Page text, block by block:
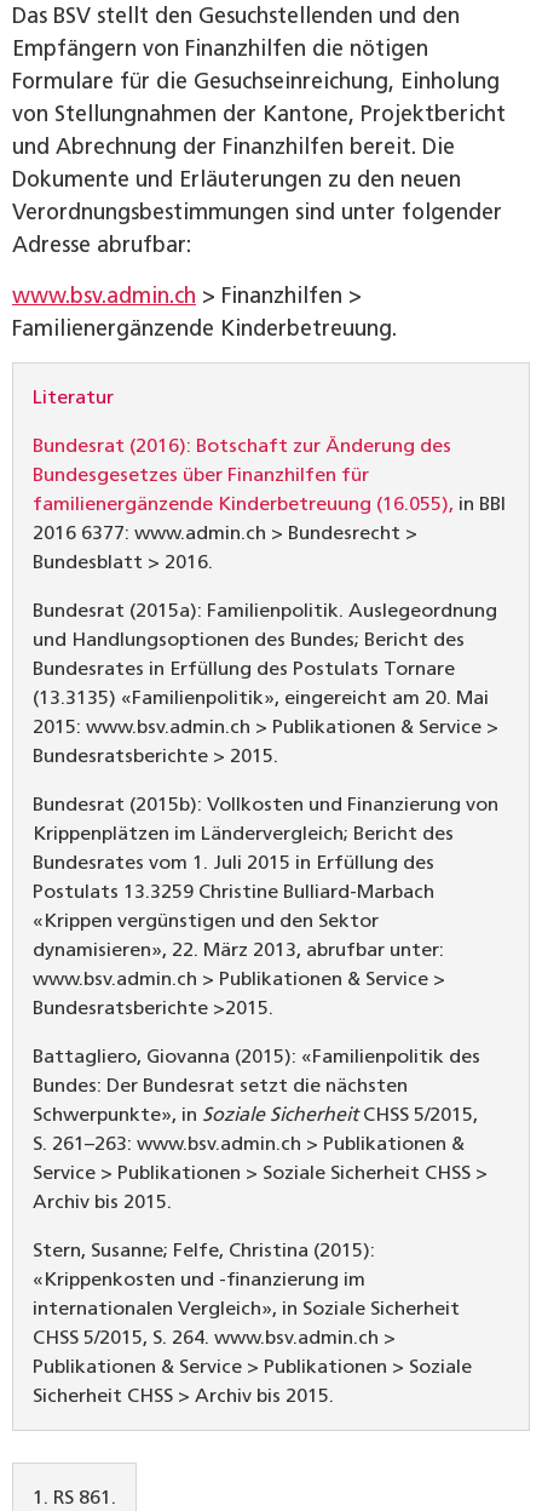
Das BSV stellt den Gesuchstellenden und den
Empfängern von Finanzhilfen die nötigen
Formulare für die Gesuchs­einreichung, Einholung
von Stellungnahmen der Kantone, Projektbericht
und Abrechnung der Finanzhilfen bereit. Die
Dokumente und Erläuterungen zu den neuen
Verordnungsbestimmungen sind unter folgender
Adresse abrufbar:
www.bsv.admin.ch > Finanzhilfen >
Familienergänzende ­Kinderbetreuung.
Literatur
Bundesrat (2016): Botschaft zur Änderung des
Bundesgesetzes über Finanzhilfen für
familienergänzende Kinderbetreuung (16.055), in BBl
2016 6377: www.admin.ch > Bundesrecht >
Bundesblatt > 2016.
Bundesrat (2015a): Familienpolitik. Auslegeordnung
und Handlungsoptionen des Bundes; Bericht des
Bundesrates in Erfüllung des Postulats Tornare
(13.3135) «Familienpolitik», eingereicht am 20. Mai
2015: www.bsv.admin.ch > Publikationen & Service >
Bundesratsberichte > 2015.
Bundesrat (2015b): Vollkosten und Finanzierung von
Krippenplätzen im Ländervergleich; Bericht des
Bundesrates vom 1. Juli 2015 in Erfüllung des
Postulats 13.3259 Christine Bulliard-Marbach
«Krippen vergünstigen und den Sektor
dynamisieren», 22. März 2013, abrufbar unter:
www.bsv.admin.ch > Publikationen & Service >
Bundesratsberichte >2015.
Battagliero, Giovanna (2015): «Familienpolitik des
Bundes: Der Bundesrat setzt die nächsten
Schwerpunkte», in Soziale SicherheitCHSS 5/2015,
S. 261–263: www.bsv.admin.ch > Publikationen &
Service > Publikationen > Soziale Sicherheit CHSS >
Archiv bis 2015.
Stern, Susanne; Felfe, Christina (2015):
«Krippenkosten und -finanzierung im
internationalen Vergleich», in Soziale Sicherheit
CHSS 5/2015, S. 264. www.bsv.admin.ch >
Publikationen & Service > Publikationen > Soziale
Sicherheit CHSS > Archiv bis 2015.
1. RS 861.